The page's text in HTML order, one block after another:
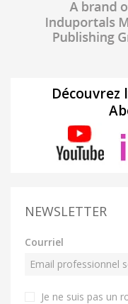
Découvrez
NEWSLETTER
Courriel
Je ne suis pas un